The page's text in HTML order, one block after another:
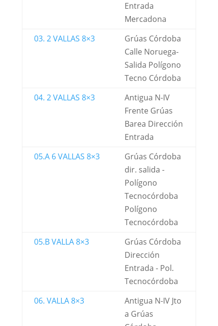
Entrada
Mercadona
03. 2 VALLAS 8×3
Grúas Córdoba
Calle Noruega-
Salida Polígono
Tecno Córdoba
04. 2 VALLAS 8×3
Antigua N-IV
Frente Grúas
Barea Dirección
Entrada
05.A 6 VALLAS 8×3
Grúas Córdoba
dir. salida -
Polígono
Tecnocórdoba
Polígono
Tecnocórdoba
05.B VALLA 8×3
Grúas Córdoba
Dirección
Entrada - Pol.
Tecnocórdoba
06. VALLA 8×3
Antigua N-IV Jto
a Grúas